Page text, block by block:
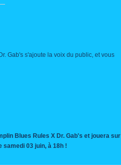
Gab's s'ajoute la voix du public, et vous
Blues Rules X Dr. Gab's et jouera sur
samedi 03 juin, à 18h !